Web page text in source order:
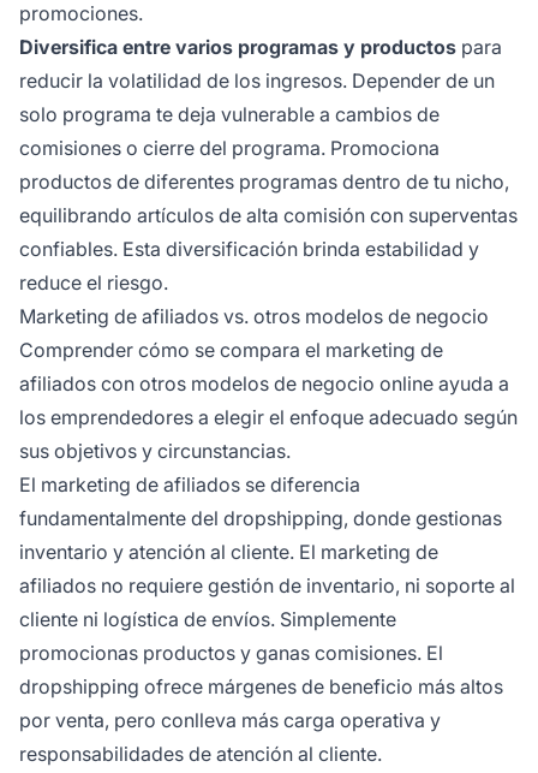
promociones.
Diversifica entre varios programas y productos para
reducir la volatilidad de los ingresos. Depender de un
solo programa te deja vulnerable a cambios de
comisiones o cierre del programa. Promociona
productos de diferentes programas dentro de tu nicho,
equilibrando artículos de alta comisión con superventas
confiables. Esta diversificación brinda estabilidad y
reduce el riesgo.
Marketing de afiliados vs. otros modelos de negocio
Comprender cómo se compara el marketing de
afiliados con otros modelos de negocio online ayuda a
los emprendedores a elegir el enfoque adecuado según
sus objetivos y circunstancias.
El marketing de afiliados se diferencia
fundamentalmente del dropshipping, donde gestionas
inventario y atención al cliente. El marketing de
afiliados no requiere gestión de inventario, ni soporte al
cliente ni logística de envíos. Simplemente
promocionas productos y ganas comisiones. El
dropshipping ofrece márgenes de beneficio más altos
por venta, pero conlleva más carga operativa y
responsabilidades de atención al cliente.